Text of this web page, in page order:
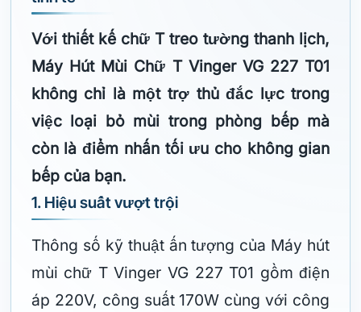
Với thiết kế chữ T treo tường thanh lịch,
Máy Hút Mùi Chữ T Vinger VG 227 T01
không chỉ là một trợ thủ đắc lực trong
việc loại bỏ mùi trong phòng bếp mà
còn là điểm nhấn tối ưu cho không gian
bếp của bạn.
1. Hiệu suất vượt trội
Thông số kỹ thuật ấn tượng của Máy hút
mùi chữ T Vinger VG 227 T01 gồm điện
áp 220V, công suất 170W cùng với công